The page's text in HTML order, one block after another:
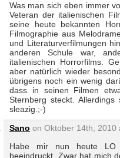
Was man sich eben immer
Veteran der italienischen
seine heute bekannten
Filmographie aus
und Literaturverfilmungen
anderen Schule war,
italienischen Horrorfilms.
aber natürlich wieder
übrigens noch ein wenig
dass in seinen Filmen
Sternberg steckt.
sleazig.;-)
Sano on Oktober 14th, 2010
Habe mir nun heute LO
beeindruckt. Zwar hat mich